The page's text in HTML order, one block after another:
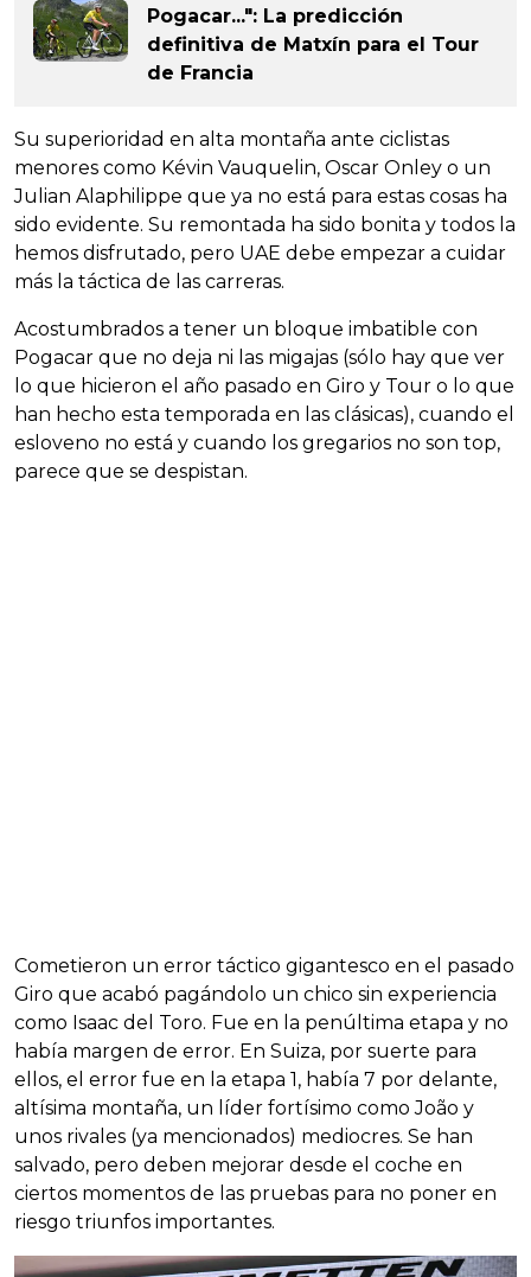
Pogacar...": La predicción
definitiva de Matxín para el Tour
de Francia
Su superioridad en alta montaña ante ciclistas
menores como Kévin Vauquelin, Oscar Onley o un
Julian Alaphilippe que ya no está para estas cosas ha
sido evidente. Su remontada ha sido bonita y todos la
hemos disfrutado, pero UAE debe empezar a cuidar
más la táctica de las carreras.
Acostumbrados a tener un bloque imbatible con
Pogacar que no deja ni las migajas (sólo hay que ver
lo que hicieron el año pasado en Giro y Tour o lo que
han hecho esta temporada en las clásicas), cuando el
esloveno no está y cuando los gregarios no son top,
parece que se despistan.
Cometieron un error táctico gigantesco en el pasado
Giro que acabó pagándolo un chico sin experiencia
como Isaac del Toro. Fue en la penúltima etapa y no
había margen de error. En Suiza, por suerte para
ellos, el error fue en la etapa 1, había 7 por delante,
altísima montaña, un líder fortísimo como João y
unos rivales (ya mencionados) mediocres. Se han
salvado, pero deben mejorar desde el coche en
ciertos momentos de las pruebas para no poner en
riesgo triunfos importantes.